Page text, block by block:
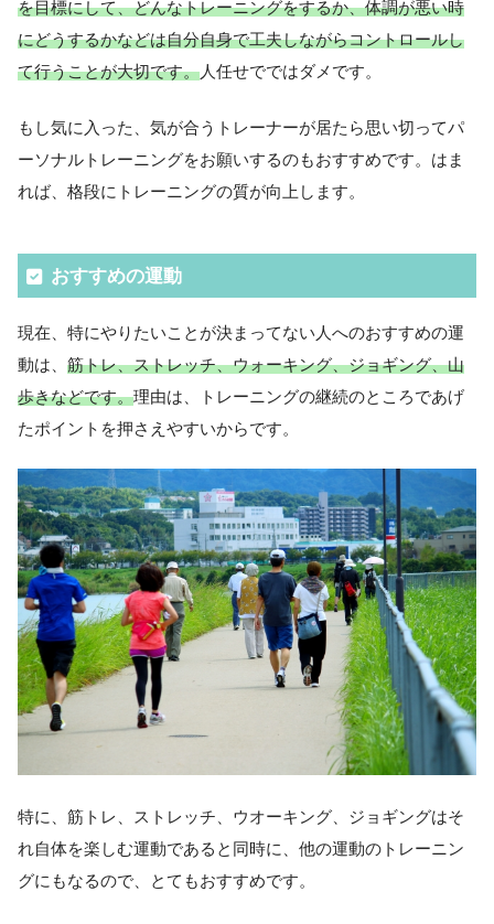
を目標にして、どんなトレーニングをするか、体調が悪い時
にどうするかなどは自分自身で工夫しながらコントロールし
て行うことが大切です。人任せでではダメです。
もし気に入った、気が合うトレーナーが居たら思い切ってパ
ーソナルトレーニングをお願いするのもおすすめです。はま
れば、格段にトレーニングの質が向上します。
おすすめの運動
現在、特にやりたいことが決まってない人へのおすすめの運
動は、 筋トレ、ストレッチ、ウォーキング、ジョギング、山
歩きなどです。理由は、トレーニングの継続のところであげ
たポイントを押さえやすいからです。
特に、筋トレ、ストレッチ、ウオーキング、ジョギングはそ
れ自体を楽しむ運動であると同時に、他の運動のトレーニン
グにもなるので、とてもおすすめです。